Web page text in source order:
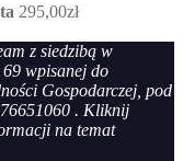
295,00zł
z siedzibą w
wpisanej do
Gospodarczej, pod
. Kliknij
na temat